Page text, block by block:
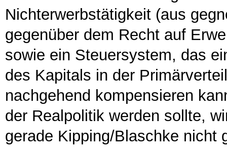
Nichterwerbstätigkeit (aus
gegenüber dem Recht auf
sowie ein Steuersystem, das
des Kapitals in der
nachgehend kompensieren
der Realpolitik werden sollte,
gerade Kipping/Blaschke nicht